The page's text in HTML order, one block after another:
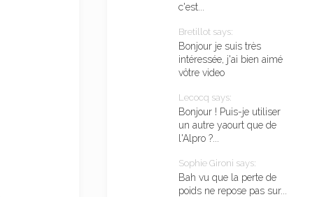
c'est...
Bretillot says:
Bonjour je suis très
intéressée, j'ai bien aimé
vôtre video
Lecocq says:
Bonjour ! Puis-je utiliser
un autre yaourt que de
l'Alpro ?...
Sophie Gironi says:
Bah vu que la perte de
poids ne repose pas sur...